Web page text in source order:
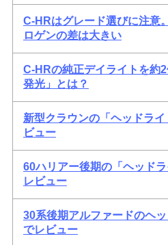
C-HRはグレード選びに注意
ロゲンの差は大きい
C-HRの純正デイライトを約
発光」とは？
新型クラウンの「ヘッドラ
ビュー
60ハリアー後期の「ヘッド
レビュー
30系後期アルファードのヘ
でレビュー